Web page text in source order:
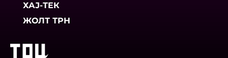
ХАЈ-ТЕК
ЖОЛТ ТРН